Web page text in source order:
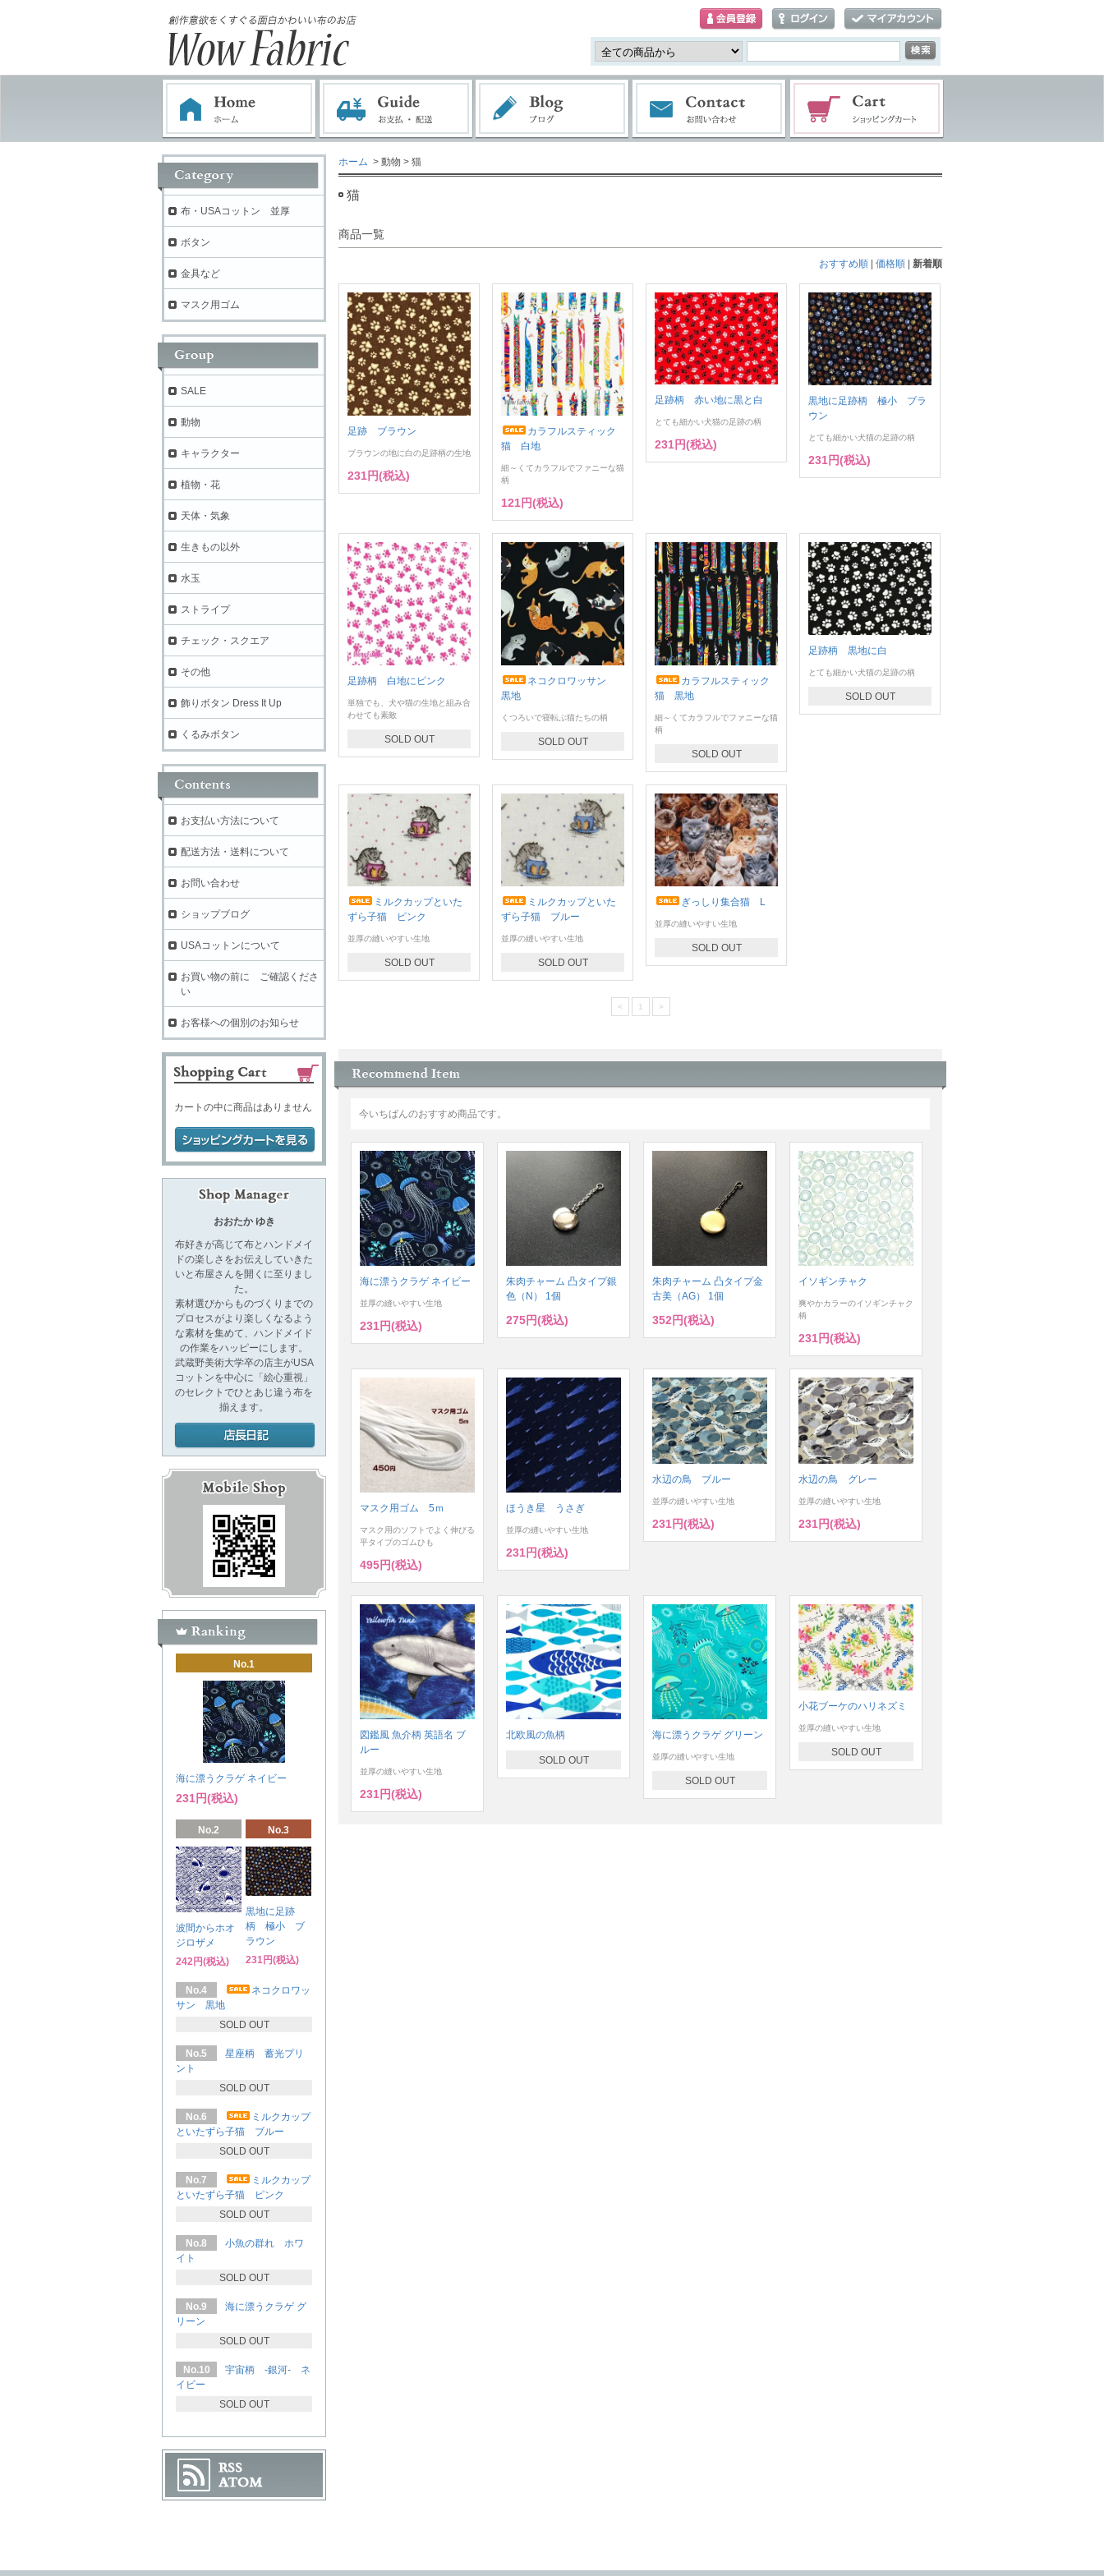
ホーム > 動物 > 猫
猫
商品一覧
おすすめ順 価格順 新着順
足跡 ブラウン
ブラウンの地に白の足跡柄の生地
231円(税込)
カラフルスティック
猫 白地
細～くてカラフルでファニーな猫
柄
121円(税込)
足跡柄 赤い地に黒と白
とても細かい犬猫の足跡の柄
231円(税込)
黒地に足跡柄 極小 ブラ
ウン
とても細かい犬猫の足跡の柄
231円(税込)
足跡柄 白地にピンク
単独でも、犬や猫の生地と組み合
わせても素敵
SOLD OUT
ネコクロワッサン
黒地
くつろいで寝転ぶ猫たちの柄
SOLD OUT
カラフルスティック
猫 黒地
細～くてカラフルでファニーな猫
柄
SOLD OUT
足跡柄 黒地に白
とても細かい犬猫の足跡の柄
SOLD OUT
ミルクカップといた
ずら子猫 ピンク
並厚の縫いやすい生地
SOLD OUT
ミルクカップといた
ずら子猫 ブルー
並厚の縫いやすい生地
SOLD OUT
ぎっしり集合猫 L
並厚の縫いやすい生地
SOLD OUT
< 1 >
今いちばんのおすすめ商品です。
海に漂うクラゲ ネイビー
並厚の縫いやすい生地
231円(税込)
朱肉チャーム 凸タイプ銀
色（N） 1個
275円(税込)
朱肉チャーム 凸タイプ金
古美（AG） 1個
352円(税込)
イソギンチャク
爽やかカラーのイソギンチャク
柄
231円(税込)
マスク用ゴム 5ｍ
マスク用のソフトでよく伸びる
平タイプのゴムひも
495円(税込)
ほうき星 うさぎ
並厚の縫いやすい生地
231円(税込)
水辺の鳥 ブルー
並厚の縫いやすい生地
231円(税込)
水辺の鳥 グレー
並厚の縫いやすい生地
231円(税込)
図鑑風 魚介柄 英語名 ブ
ルー
並厚の縫いやすい生地
231円(税込)
北欧風の魚柄
SOLD OUT
海に漂うクラゲ グリーン
並厚の縫いやすい生地
SOLD OUT
小花ブーケのハリネズミ
並厚の縫いやすい生地
SOLD OUT
布・USAコットン 並厚
ボタン
金具など
マスク用ゴム
SALE
動物
キャラクター
植物・花
天体・気象
生きもの以外
水玉
ストライプ
チェック・スクエア
その他
飾りボタン Dress It Up
くるみボタン
お支払い方法について
配送方法・送料について
お問い合わせ
ショップブログ
USAコットンについて
お買い物の前に ご確認くださ
い
お客様への個別のお知らせ
カートの中に商品はありません
おおたか ゆき
布好きが高じて布とハンドメイ
ドの楽しさをお伝えしていきた
いと布屋さんを開くに至りまし
た。
素材選びからものづくりまでの
プロセスがより楽しくなるよう
な素材を集めて、ハンドメイド
の作業をハッピーにします。
武蔵野美術大学卒の店主がUSA
コットンを中心に「絵心重視」
のセレクトでひとあじ違う布を
揃えます。
No.1
海に漂うクラゲ ネイビー
231円(税込)
No.2
波間からホオ
ジロザメ
242円(税込)
No.3
黒地に足跡
柄 極小 ブ
ラウン
231円(税込)
No.4
ネコクロワッ
サン 黒地
SOLD OUT
No.5
星座柄 蓄光プリ
ント
SOLD OUT
No.6
ミルクカップ
といたずら子猫 ブルー
SOLD OUT
No.7
ミルクカップ
といたずら子猫 ピンク
SOLD OUT
No.8
小魚の群れ ホワ
イト
SOLD OUT
No.9
海に漂うクラゲ グ
リーン
SOLD OUT
No.10
宇宙柄 -銀河- ネ
イビー
SOLD OUT